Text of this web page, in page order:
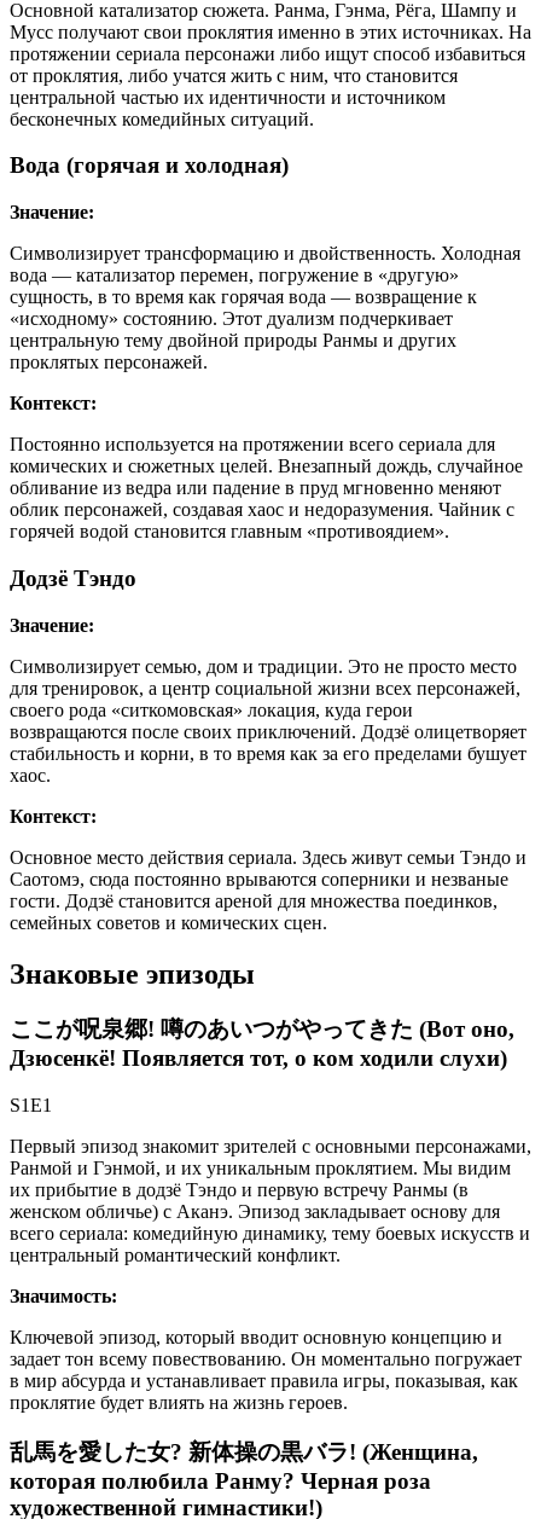
Основной катализатор сюжета. Ранма, Гэнма, Рёга, Шампу и
Мусс получают свои проклятия именно в этих источниках. На
протяжении сериала персонажи либо ищут способ избавиться
от проклятия, либо учатся жить с ним, что становится
центральной частью их идентичности и источником
бесконечных комедийных ситуаций.
Вода (горячая и холодная)
Значение:
Символизирует трансформацию и двойственность. Холодная
вода — катализатор перемен, погружение в «другую»
сущность, в то время как горячая вода — возвращение к
«исходному» состоянию. Этот дуализм подчеркивает
центральную тему двойной природы Ранмы и других
проклятых персонажей.
Контекст:
Постоянно используется на протяжении всего сериала для
комических и сюжетных целей. Внезапный дождь, случайное
обливание из ведра или падение в пруд мгновенно меняют
облик персонажей, создавая хаос и недоразумения. Чайник с
горячей водой становится главным «противоядием».
Додзё Тэндо
Значение:
Символизирует семью, дом и традиции. Это не просто место
для тренировок, а центр социальной жизни всех персонажей,
своего рода «ситкомовская» локация, куда герои
возвращаются после своих приключений. Додзё олицетворяет
стабильность и корни, в то время как за его пределами бушует
хаос.
Контекст:
Основное место действия сериала. Здесь живут семьи Тэндо и
Саотомэ, сюда постоянно врываются соперники и незваные
гости. Додзё становится ареной для множества поединков,
семейных советов и комических сцен.
Знаковые эпизоды
ここが呪泉郷! 噂のあいつがやってきた (Вот оно,
Дзюсенкё! Появляется тот, о ком ходили слухи)
S1E1
Первый эпизод знакомит зрителей с основными персонажами,
Ранмой и Гэнмой, и их уникальным проклятием. Мы видим
их прибытие в додзё Тэндо и первую встречу Ранмы (в
женском обличье) с Аканэ. Эпизод закладывает основу для
всего сериала: комедийную динамику, тему боевых искусств и
центральный романтический конфликт.
Значимость:
Ключевой эпизод, который вводит основную концепцию и
задает тон всему повествованию. Он моментально погружает
в мир абсурда и устанавливает правила игры, показывая, как
проклятие будет влиять на жизнь героев.
乱馬を愛した女? 新体操の黒バラ! (Женщина,
которая полюбила Ранму? Черная роза
художественной гимнастики!)